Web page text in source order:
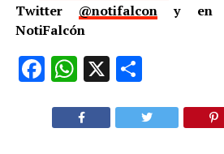
Twitter @notifalcon y en
NotiFalcón
Facebook
WhatsApp
X